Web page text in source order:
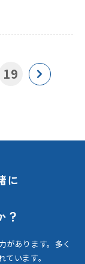
19
に
？
あります。 多く
います。